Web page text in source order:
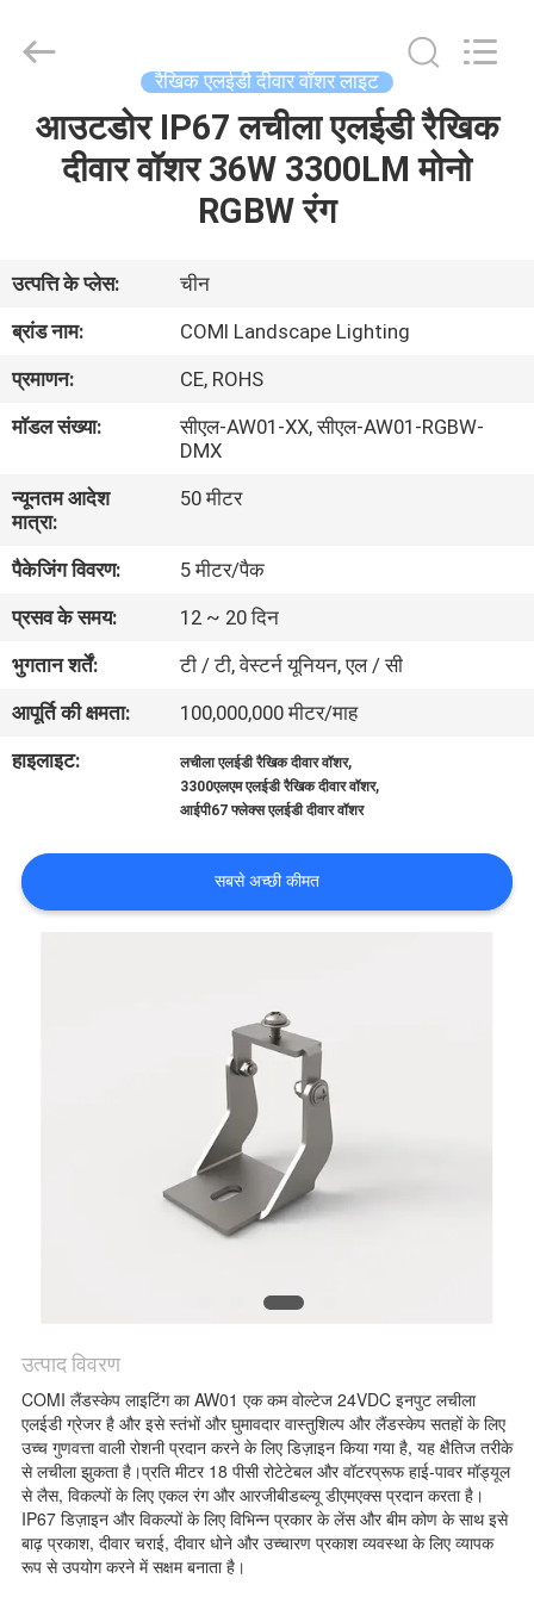
हमारे
बारे
में
कारखाना
भ्रमण
गुणवत्ता
नियंत्रण
संपर्क
करें
मामलों
LIGHTING
LIMITED.
रैखिक एलईडी दीवार वॉशर लाइट
आउटडोर IP67 लचीला एलईडी रैखिक
दीवार वॉशर 36W 3300LM मोनो
RGBW रंग
उत्पत्ति के प्लेस:
चीन
ब्रांड नाम:
COMI Landscape Lighting
प्रमाणन:
CE, ROHS
मॉडल संख्या:
सीएल-AW01-XX, सीएल-AW01-RGBW-
DMX
न्यूनतम आदेश
मात्रा:
50 मीटर
पैकेजिंग विवरण:
5 मीटर/पैक
प्रसव के समय:
12 ~ 20 दिन
भुगतान शर्तें:
टी / टी, वेस्टर्न यूनियन, एल / सी
आपूर्ति की क्षमता:
100,000,000 मीटर/माह
हाइलाइट:
लचीला एलईडी रैखिक दीवार वॉशर,
3300एलएम एलईडी रैखिक दीवार वॉशर,
आईपी67 फ्लेक्स एलईडी दीवार वॉशर
सबसे अच्छी कीमत
उत्पाद विवरण
COMI लैंडस्केप लाइटिंग का AW01 एक कम वोल्टेज 24VDC इनपुट लचीला
एलईडी ग्रेजर है और इसे स्तंभों और घुमावदार वास्तुशिल्प और लैंडस्केप सतहों के लिए
उच्च गुणवत्ता वाली रोशनी प्रदान करने के लिए डिज़ाइन किया गया है, यह क्षैतिज तरीके
से लचीला झुकता है।प्रति मीटर 18 पीसी रोटेटेबल और वॉटरप्रूफ हाई-पावर मॉड्यूल
से लैस, विकल्पों के लिए एकल रंग और आरजीबीडब्ल्यू डीएमएक्स प्रदान करता है।
IP67 डिज़ाइन और विकल्पों के लिए विभिन्न प्रकार के लेंस और बीम कोण के साथ इसे
बाढ़ प्रकाश, दीवार चराई, दीवार धोने और उच्चारण प्रकाश व्यवस्था के लिए व्यापक
रूप से उपयोग करने में सक्षम बनाता है।